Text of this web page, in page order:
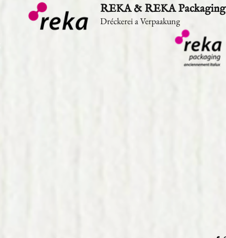
REKA & REKA Packaging
Dréckerei a Verpaakung